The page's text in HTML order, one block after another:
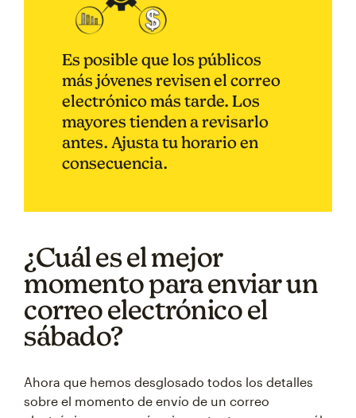
Es posible que los públicos
más jóvenes revisen el correo
electrónico más tarde. Los
mayores tienden a revisarlo
antes. Ajusta tu horario en
consecuencia.
¿Cuál es el mejor
momento para enviar un
correo electrónico el
sábado?
Ahora que hemos desglosado todos los detalles
sobre el momento de envío de un correo